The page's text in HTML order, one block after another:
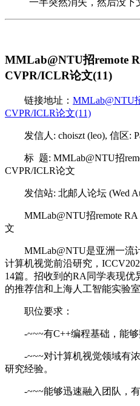
MMLab@NTU招remote
CVPR/ICLR论文(11)
链接地址： MMLab@NTU
CVPR/ICLR论文(11)
发信人: choiszt (leo), 信区:
标 题: MMLab@NTU招
CVPR/ICLR论文
发信站: 北邮人论坛 (Wed
MMLab@NTU招remote
文
MMLab@NTU是亚洲一流
计算机视觉前沿研究，
14篇。招收到的RA同学表现优
的推荐信和上海人工智能实验
职位要求：
-~~~有C++编程基础，能
-~~~对计算机视觉领域有
研究经验。
-~~~能够迅速融入团队，